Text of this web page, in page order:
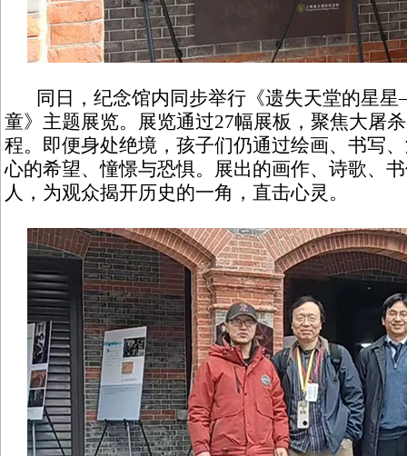
同日，纪念馆内同步举行《遗失天堂的星
童》主题展览。展览通过27幅展板，聚焦大屠
程。即便身处绝境，孩子们仍通过绘画、书写
心的希望、憧憬与恐惧。展出的画作、诗歌、
人，为观众揭开历史的一角，直击心灵。